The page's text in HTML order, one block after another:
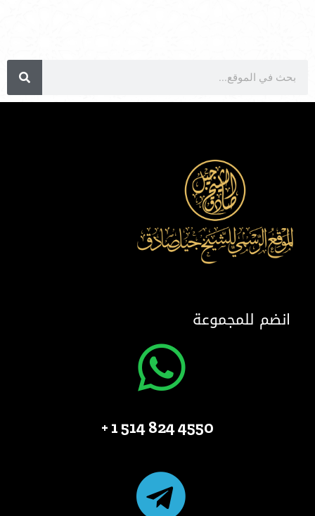
انضم للمجموعة
4550 824 514 1 +